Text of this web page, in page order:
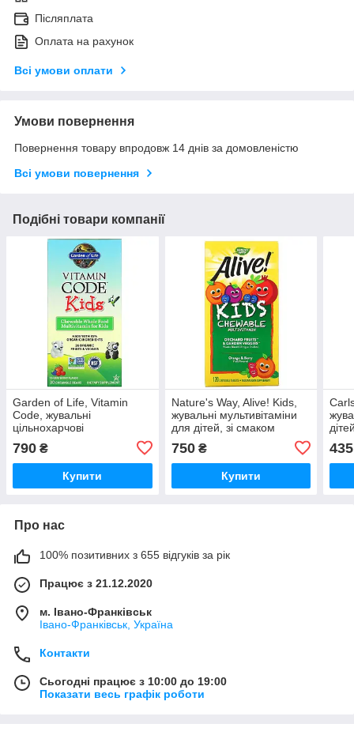
Післяплата
Оплата на рахунок
Всі умови оплати
Умови повернення
Повернення товару впродовж 14 днів за домовленістю
Всі умови повернення
Подібні товари компанії
Garden of Life, Vitamin
Code, жувальні
цільнохарчові
мультивітаміни для дітей,
зі смаком вишні, 30
жувальних таблеток у
формі ведм
790 ₴
Купити
Nature's Way, Alive! Kids,
жувальні мультивітаміни
для дітей, зі смаком
жувальних таблеток
750₴
Купити
60
435
Про нас
100% позитивних з 655 відгуків за рік
Працює з 21.12.2020
м. Івано-Франківськ
Івано-Франківськ, Україна
Контакти
Сьогодні працює з 10:00 до 19:00
Показати весь графік роботи